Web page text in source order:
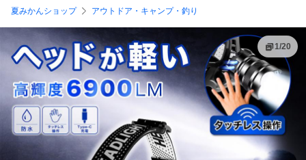
夏みかんショップ アウトドア・キャンプ・釣り
1/20